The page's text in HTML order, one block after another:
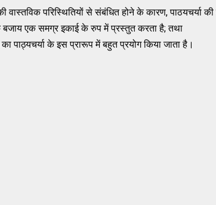
वास्तविक परिस्थितियों से संबंधित होने के कारण, पाठयचर्या की
एक समग्र इकाई के रुप में प्रस्तुत करता है; तथा
पाठ्यचर्या के इस प्रारूप में बहुत प्रयोग किया जाता है।